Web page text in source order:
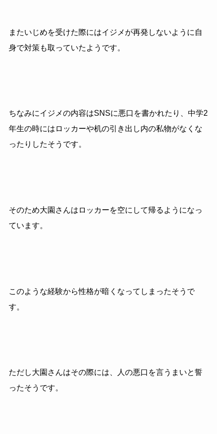
またいじめを受けた際にはイジメが再発しないように自
身で対策も取っていたようです。
ちなみにイジメの内容はSNSに悪口を書かれたり、中学2
年生の時にはロッカーや机の引き出し内の私物がなくな
ったりしたそうです。
そのため大園さんはロッカーを空にして帰るようになっ
ています。
このような経験から性格が暗くなってしまったそうで
す。
ただし大園さんはその際には、人の悪口を言うまいと誓
ったそうです。